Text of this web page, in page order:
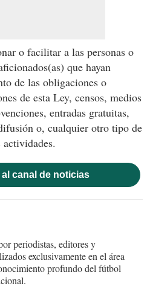
o facilitar a las personas o
que hayan
de las obligaciones o
de esta Ley, censos, medios
entradas gratuitas,
o, cualquier otro tipo de
al canal de noticias
periodistas, editores y
exclusivamente en el área
profundo del fútbol